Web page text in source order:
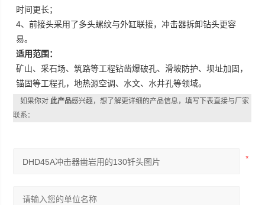
时间更长；
4、前接头采用了多头螺纹与外缸联接，冲击器拆卸钻头更容
易。
适用范围：
矿山、采石场、筑路等工程钻凿爆破孔、滑坡防护、坝址加固，
锚固等工程孔，地热源空调、水文、水井孔等领域。
如果你对此产品感兴趣，想了解更详细的产品信息，填写下表直接与厂家
联系：